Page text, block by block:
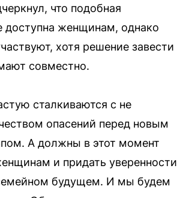
что подобная
доступна женщинам, однако
хотя решение завести
совместно.
сталкиваются с не
опасений перед новым
А должны в этот момент
и придать уверенности
будущем. И мы будем